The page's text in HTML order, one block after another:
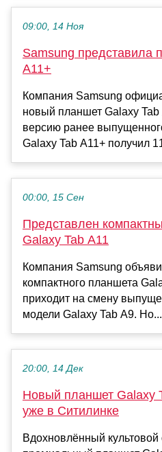
09:00, 14 Ноя
Samsung представила
A11+
Компания Samsung
новый планшет Galaxy
версию ранее
Galaxy Tab A11+ получил
00:00, 15 Сен
Представлен
Galaxy Tab A11
Компания Samsung
компактного планшета
приходит на смену
модели Galaxy Tab A9. Но...
20:00, 14 Дек
Новый планшет Galaxy
уже в Ситилинке
Вдохновлённый